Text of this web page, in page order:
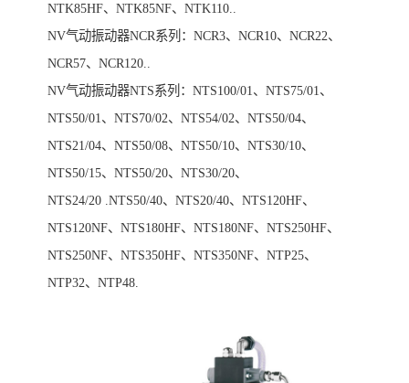
NTK85HF、NTK85NF、NTK110..
NV气动振动器NCR系列：NCR3、NCR10、NCR22、
NCR57、NCR120..
NV气动振动器NTS系列：NTS100/01、NTS75/01、
NTS50/01、NTS70/02、NTS54/02、NTS50/04、
NTS21/04、NTS50/08、NTS50/10、NTS30/10、
NTS50/15、NTS50/20、NTS30/20、
NTS24/20 .NTS50/40、NTS20/40、NTS120HF、
NTS120NF、NTS180HF、NTS180NF、NTS250HF、
NTS250NF、NTS350HF、NTS350NF、NTP25、
NTP32、NTP48.